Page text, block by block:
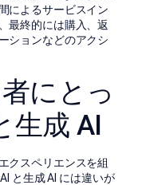
によるサービスイン
最終的には購入、返
ションなどのアクシ
にとっ
生成 AI
クスペリエンスを組
と生成 AI には違いが